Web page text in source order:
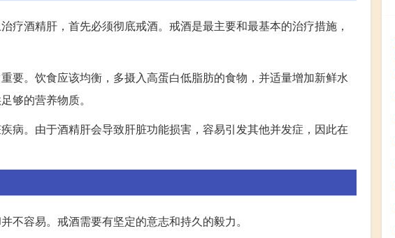
酒精肝，首先必须彻底戒酒。戒酒是最主要和最基本的治疗措施，
要。饮食应该均衡，多摄入高蛋白低脂肪的食物，并适量增加新鲜水
够的营养物质。
病。由于酒精肝会导致肝脏功能损害，容易引发其他并发症，因此在
容易。戒酒需要有坚定的意志和持久的毅力。